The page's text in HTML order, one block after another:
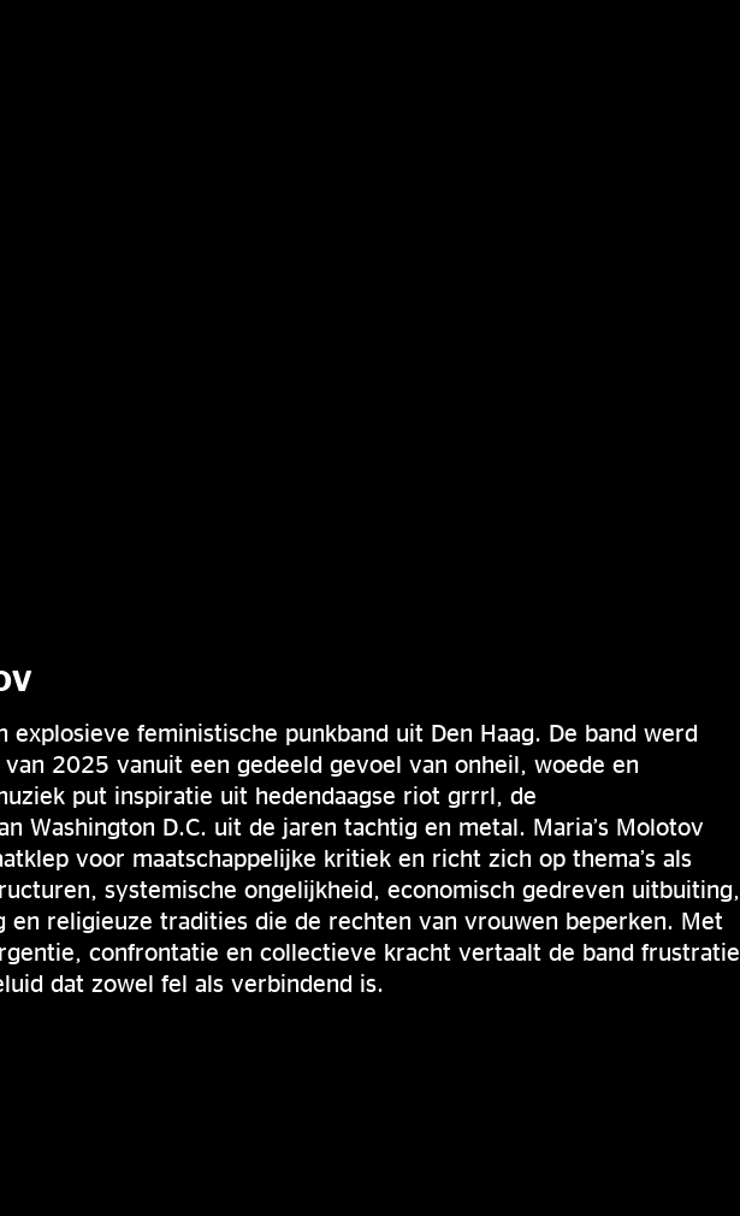
explosieve feministische punkband uit Den Haag. De band werd
2025 vanuit een gedeeld gevoel van onheil, woede en
put inspiratie uit hedendaagse riot grrrl, de
Washington D.C. uit de jaren tachtig en metal. Maria’s Molotov
voor maatschappelijke kritiek en richt zich op thema’s als
systemische ongelijkheid, economisch gedreven uitbuiting,
en religieuze tradities die de rechten van vrouwen beperken. Met
confrontatie en collectieve kracht vertaalt de band frustratie
dat zowel fel als verbindend is.